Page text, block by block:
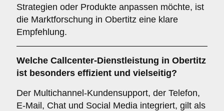
Strategien oder Produkte anpassen möchte, ist
die Marktforschung in Obertitz eine klare
Empfehlung.
Welche Callcenter-Dienstleistung in Obertitz
ist besonders effizient und vielseitig?
Der Multichannel-Kundensupport, der Telefon,
E-Mail, Chat und Social Media integriert, gilt als